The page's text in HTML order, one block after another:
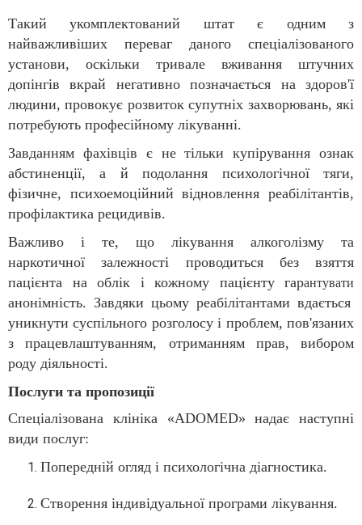
Такий укомплектований штат є одним з
найважливіших переваг даного спеціалізованого
установи, оскільки тривале вживання штучних
допінгів вкрай негативно позначається на здоров'ї
людини, провокує розвиток супутніх захворювань, які
потребують професійному лікуванні.
Завданням фахівців є не тільки купірування ознак
абстиненції, а й подолання психологічної тяги,
фізичне, психоемоційний відновлення реабілітантів,
профілактика рецидивів.
Важливо і те, що лікування алкоголізму та
наркотичної залежності проводиться без взяття
пацієнта на облік і кожному пацієнту гарантувати
анонімність. Завдяки цьому реабілітантами вдається
уникнути суспільного розголосу і проблем, пов'язаних
з працевлаштуванням, отриманням прав, вибором
роду діяльності.
Послуги та пропозиції
Спеціалізована клініка «ADOMED» надає наступні
види послуг:
Попередній огляд і психологічна діагностика.
Створення індивідуальної програми лікування.